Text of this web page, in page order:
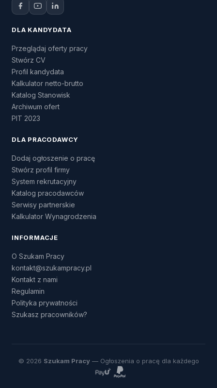
DLA KANDYDATA
Przeglądaj oferty pracy
Stwórz CV
Profil kandydata
Kalkulator netto-brutto
Katalog Stanowisk
Archiwum ofert
PIT 2023
DLA PRACODAWCY
Dodaj ogłoszenie o pracę
Stwórz profil firmy
System rekrutacyjny
Katalog pracodawców
Serwisy partnerskie
Kalkulator Wynagrodzenia
INFORMACJE
O Szukam Pracy
kontakt@szukampracy.pl
Kontakt z nami
Regulamin
Polityka prywatności
Szukasz pracowników?
© 2026 Szukam Pracy— Ogłoszenia o pracę dla każdego